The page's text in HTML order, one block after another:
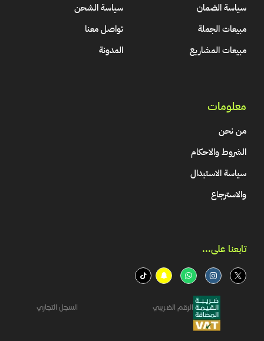
سياسة الضمان
مبيعات الجملة
مبيعات المشاريع
سياسة الشحن
تواصل معنا
المدونة
معلومات
من نحن
الشروط والاحكام
سياسة الاستبدال
والاسترجاع
تابعنا على...​
الرقم الضريبي السجل التجاري